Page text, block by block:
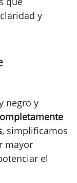
y
negro y
, simplificamos
mayor
el